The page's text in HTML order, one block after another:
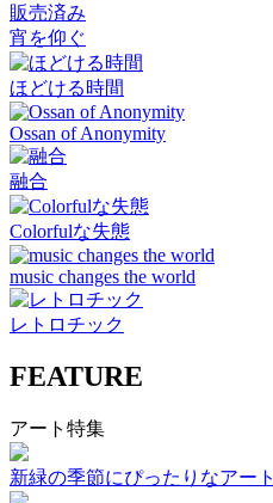
販売済み
宵を仰ぐ
ほどける時間
Ossan of Anonymity
融合
Colorfulな失態
music changes the world
レトロチック
FEATURE
アート特集
新緑の季節にぴったりなアート